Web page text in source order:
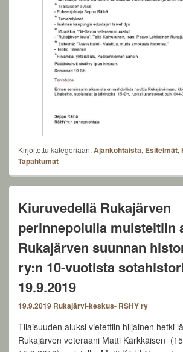
Kirjoitettu kategoriaan:Ajankohtaista, Esitelmät,
Tapahtumat
Kiuruvedellä Rukajärven
perinnepolulla muisteltiin
Rukajärven suunnan
ry:n 10-vuotista
19.9.2019
19.9.2019 Rukajärvi-keskus- RSHY ry
Tilaisuuden aluksi vietettiin hiljainen hetki
Rukajärven veteraani Matti Kärkkäisen